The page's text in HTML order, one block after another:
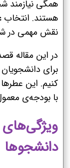
همگی نیازمند
هستند. انتخاب
نقش مهمی در
در این مقاله
برای
کنیم. این عطرها
با بودجه‌ی
دانشجوها